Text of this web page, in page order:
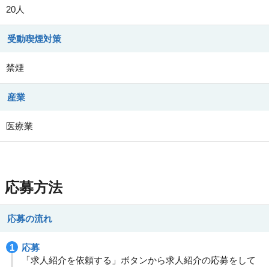
20人
受動喫煙対策
禁煙
産業
医療業
応募方法
応募の流れ
応募
「求人紹介を依頼する」ボタンから求人紹介の応募をして